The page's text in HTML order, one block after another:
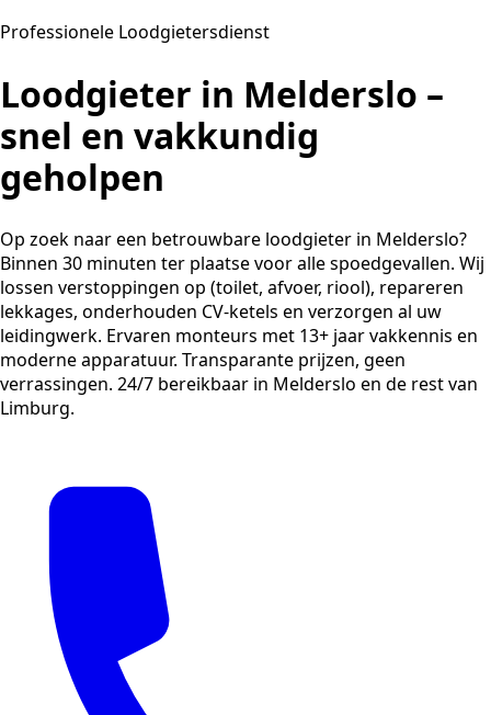
Professionele Loodgietersdienst
Loodgieter in Melderslo –
snel en vakkundig
geholpen
Op zoek naar een betrouwbare loodgieter in Melderslo?
Binnen 30 minuten ter plaatse voor alle spoedgevallen. Wij
lossen verstoppingen op (toilet, afvoer, riool), repareren
lekkages, onderhouden CV-ketels en verzorgen al uw
leidingwerk. Ervaren monteurs met 13+ jaar vakkennis en
moderne apparatuur. Transparante prijzen, geen
verrassingen. 24/7 bereikbaar in Melderslo en de rest van
Limburg.